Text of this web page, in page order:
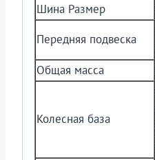
Шина Размер
Передняя подвеска
Общая масса
Колесная база